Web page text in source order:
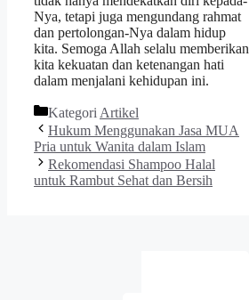
Nya, tetapi juga mengundang rahmat
dan pertolongan-Nya dalam hidup
kita. Semoga Allah selalu memberikan
kita kekuatan dan ketenangan hati
dalam menjalani kehidupan ini.
Kategori Artikel
Hukum Menggunakan Jasa MUA
Pria untuk Wanita dalam Islam
Rekomendasi Shampoo Halal
untuk Rambut Sehat dan Bersih